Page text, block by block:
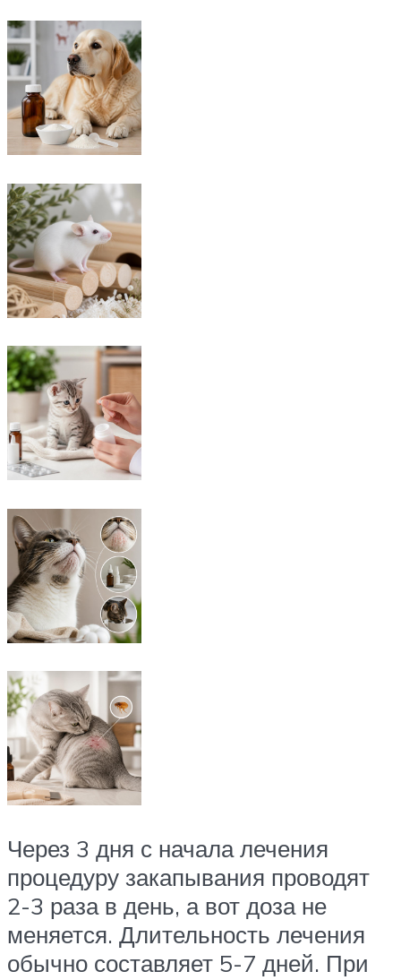
Через 3 дня с начала лечения
процедуру закапывания проводят
2-3 раза в день, а вот доза не
меняется. Длительность лечения
обычно составляет 5-7 дней. При